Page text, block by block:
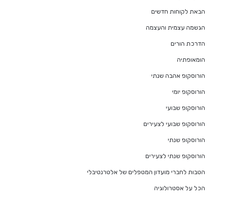
הבאת לקוחות חדשים
הגשמה עצמית והעצמה
הדרכת הורים
הומאופתיה
הורוסקופ אהבה שנתי
הורוסקופ יומי
הורוסקופ שבועי
הורוסקופ שבועי לצעירים
הורוסקופ שנתי
הורוסקופ שנתי לצעירים
הטבות לחברי מועדון המטפלים של אלטרנטיבלי
הכל על אסטרולוגיה